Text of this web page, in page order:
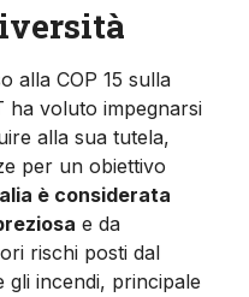
alla COP 15 sulla
ha voluto impegnarsi
alla sua tutela,
per un obiettivo
è considerata
e da
rischi posti dal
gli incendi, principale